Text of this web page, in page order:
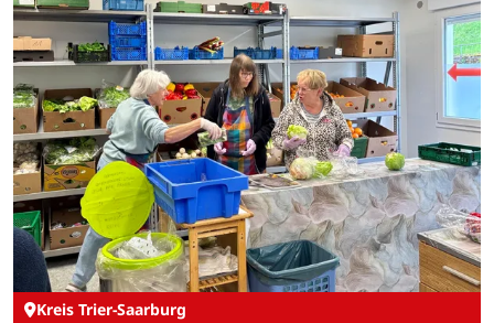
Kreis Trier-Saarburg